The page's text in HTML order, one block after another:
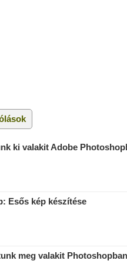
ki valakit Adobe
Esős kép készítése
meg valakit